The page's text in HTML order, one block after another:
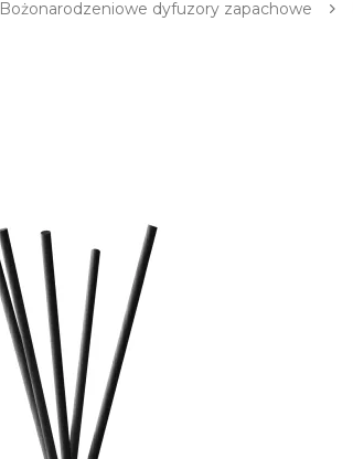
Bożonarodzeniowe dyfuzory zapachowe